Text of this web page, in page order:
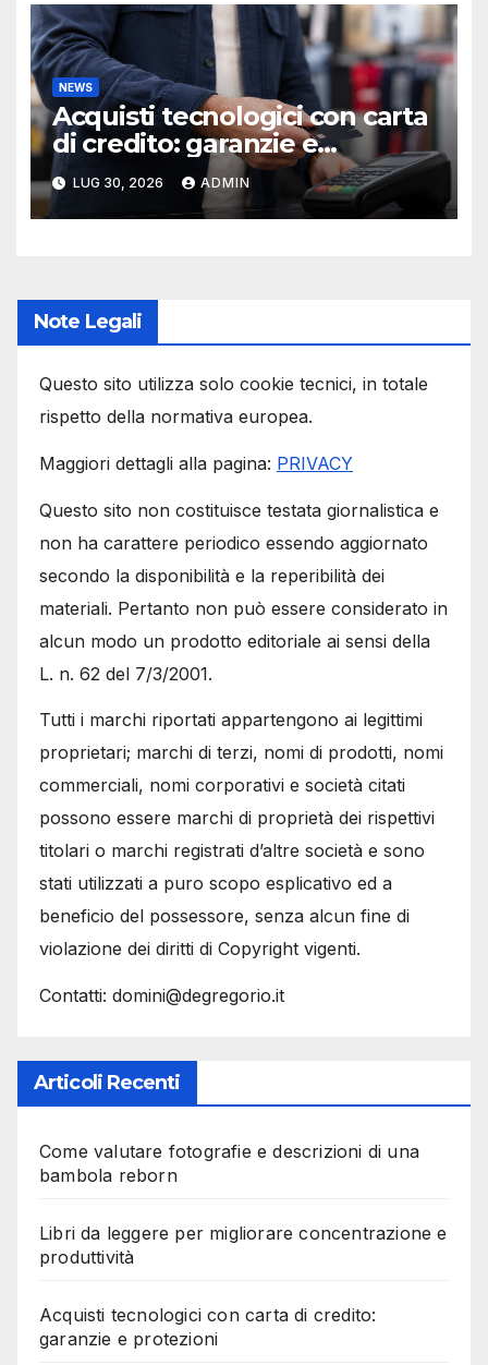
NEWS
Acquisti tecnologici con carta
di credito: garanzie e
protezioni
LUG 30, 2026 ADMIN
Note Legali
Questo sito utilizza solo cookie tecnici, in totale
rispetto della normativa europea.
Maggiori dettagli alla pagina: PRIVACY
Questo sito non costituisce testata giornalistica e
non ha carattere periodico essendo aggiornato
secondo la disponibilità e la reperibilità dei
materiali. Pertanto non può essere considerato in
alcun modo un prodotto editoriale ai sensi della
L. n. 62 del 7/3/2001.
Tutti i marchi riportati appartengono ai legittimi
proprietari; marchi di terzi, nomi di prodotti, nomi
commerciali, nomi corporativi e società citati
possono essere marchi di proprietà dei rispettivi
titolari o marchi registrati d’altre società e sono
stati utilizzati a puro scopo esplicativo ed a
beneficio del possessore, senza alcun fine di
violazione dei diritti di Copyright vigenti.
Contatti: domini@degregorio.it
Articoli Recenti
Come valutare fotografie e descrizioni di una
bambola reborn
Libri da leggere per migliorare concentrazione e
produttività
Acquisti tecnologici con carta di credito:
garanzie e protezioni